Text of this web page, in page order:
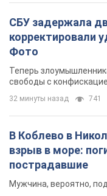
СБУ задержала
корректировали
Фото
Теперь
свободы с
32 минуты назад 741
В Коблево в
взрыв в море:
пострадавшие
Мужчина, вероятно,